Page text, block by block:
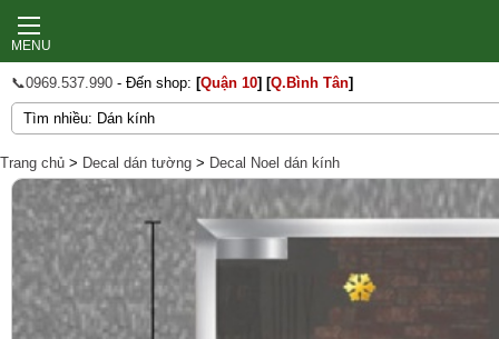
MENU
📞0969.537.990 - Đến shop: [Quận 10] [Q.Bình Tân]
Trang chủ > Decal dán tường > Decal Noel dán kính